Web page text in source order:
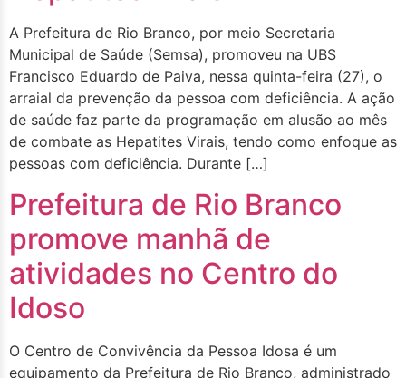
A Prefeitura de Rio Branco, por meio Secretaria
Municipal de Saúde (Semsa), promoveu na UBS
Francisco Eduardo de Paiva, nessa quinta-feira (27), o
arraial da prevenção da pessoa com deficiência. A ação
de saúde faz parte da programação em alusão ao mês
de combate as Hepatites Virais, tendo como enfoque as
pessoas com deficiência. Durante […]
Prefeitura de Rio Branco
promove manhã de
atividades no Centro do
Idoso
O Centro de Convivência da Pessoa Idosa é um
equipamento da Prefeitura de Rio Branco, administrado